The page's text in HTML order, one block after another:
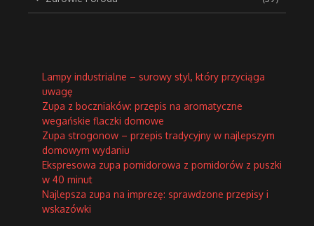
Lampy industrialne – surowy styl, który przyciąga
uwagę
Zupa z boczniaków: przepis na aromatyczne
wegańskie flaczki domowe
Zupa strogonow – przepis tradycyjny w najlepszym
domowym wydaniu
Ekspresowa zupa pomidorowa z pomidorów z puszki
w 40 minut
Najlepsza zupa na imprezę: sprawdzone przepisy i
wskazówki